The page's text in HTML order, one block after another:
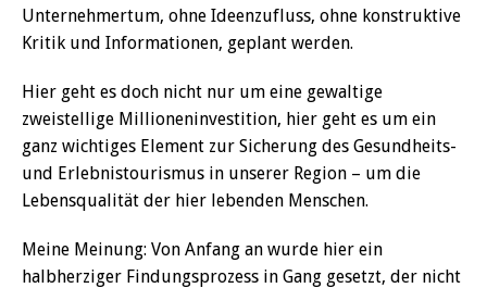
Unternehmertum, ohne Ideenzufluss, ohne konstruktive
Kritik und Informationen, geplant werden.
Hier geht es doch nicht nur um eine gewaltige
zweistellige Millioneninvestition, hier geht es um ein
ganz wichtiges Element zur Sicherung des Gesundheits-
und Erlebnistourismus in unserer Region – um die
Lebensqualität der hier lebenden Menschen.
Meine Meinung: Von Anfang an wurde hier ein
halbherziger Findungsprozess in Gang gesetzt, der nicht